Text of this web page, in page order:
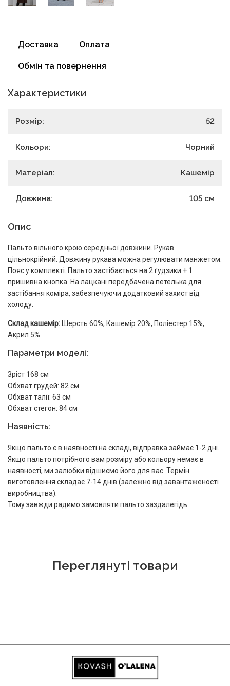
Доставка Оплата
Обмін та повернення
Характеристики
Розмір: 52
Кольори: Чорний
Матеріал: Кашемір
Довжина: 105 см
Опис
Пальто вільного крою середньої довжини. Рукав
цільнокрійний. Довжину рукава можна регулювати манжетом.
Пояс у комплекті. Пальто застібається на 2 ґудзики + 1
пришивна кнопка. На лацкані передбачена петелька для
застібання коміра, забезпечуючи додатковий захист від
холоду.
Склад кашемір: Шерсть 60%, Кашемір 20%, Поліестер 15%,
Акрил 5%
Параметри моделі:
Зріст 168 см
Обхват грудей: 82 см
Обхват талії: 63 см
Обхват стегон: 84 см
Наявність:
Якщо пальто є в наявності на складі, відправка займає 1-2 дні.
Якщо пальто потрібного вам розміру або кольору немає в
наявності, ми залюбки відшиємо його для вас. Термін
виготовлення складає 7-14 днів (залежно від завантаженості
виробництва).
Тому завжди радимо замовляти пальто заздалегідь.
Переглянуті товари